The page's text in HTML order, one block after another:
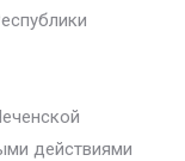
действиями